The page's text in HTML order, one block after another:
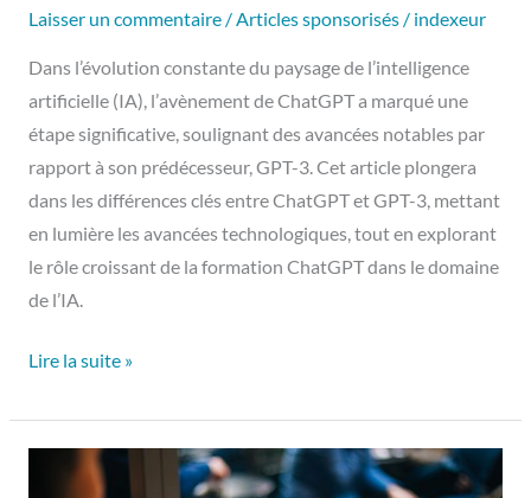
Laisser un commentaire /Articles sponsorisés/ indexeur
Dans l’évolution constante du paysage de l’intelligence
artificielle (IA), l’avènement de ChatGPT a marqué une
étape significative, soulignant des avancées notables par
rapport à son prédécesseur, GPT-3. Cet article plongera
dans les différences clés entre ChatGPT et GPT-3, mettant
en lumière les avancées technologiques, tout en explorant
le rôle croissant de la formation ChatGPT dans le domaine
de l’IA.
Lire la suite »